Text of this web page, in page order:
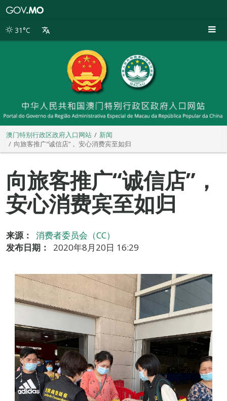
别
31°C
澳门特别行政区政府入口网站
新闻
向旅客推广“诚信店”， 安心消费宾至如归
向旅客推广“诚信店”，
安心消费宾至如归
来源：
消费者委员会（CC）
发布日期：
2020年8月20日 16:29